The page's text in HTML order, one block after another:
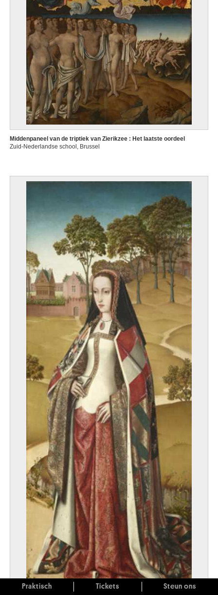
Middenpaneel van de triptiek van Zierikzee : Het laatste oordeel
Zuid-Nederlandse school, Brussel
Praktisch Tickets Steun ons